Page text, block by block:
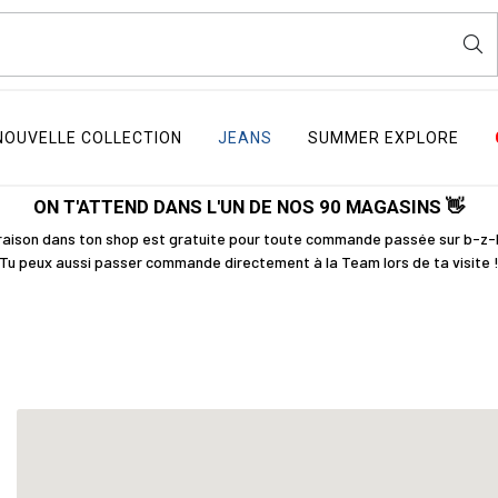
COLLECTION JEANS SUMMER EXPLORE
ON T'ATTEND DANS L'UN DE NOS 90 MAGASINS 👋
dans ton shop est gratuite pour toute commande passée sur b-z-
Tu peux aussi passer commande directement à la Team lors de ta visite !